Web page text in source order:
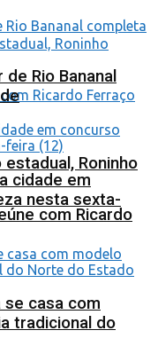
Roninho
com Ricardo
Rio Bananal
cidade em
nesta sexta-
se casa com
tradicional do